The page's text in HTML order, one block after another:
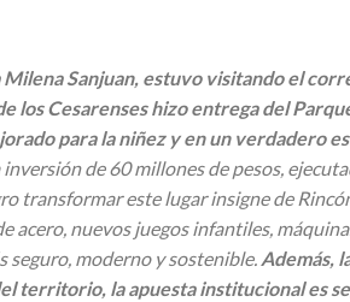
Sanjuan, estuvo visitando el
los Cesarenses hizo entrega del
para la niñez y en un verdadero
inversión de 60 millones de pesos,
transformar este lugar insigne de
acero, nuevos juegos infantiles,
seguro, moderno y sostenible. Además,
territorio, la apuesta institucional es